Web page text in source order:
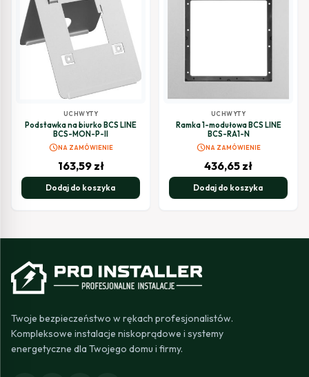
UCHWYTY
Podstawka na biurko BCS LINE
BCS-MON-P-II
scheduleNA ZAMÓWIENIE
163,59 zł
Dodaj do koszyka
UCHWYTY
Ramka 1-modułowa BCS LINE
BCS-RA1-N
scheduleNA ZAMÓWIENIE
436,65 zł
Dodaj do koszyka
Twoje bezpieczeństwo w rękach profesjonalistów.
Kompleksowe instalacje niskoprądowe i systemy
energetyczne dla Twojego domu i firmy.